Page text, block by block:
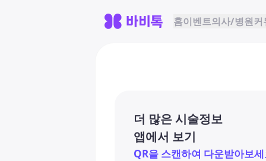
홈이벤트의사/병원커
더 많은 시술정보
앱에서 보기
QR을 스캔하여 다운받아보세